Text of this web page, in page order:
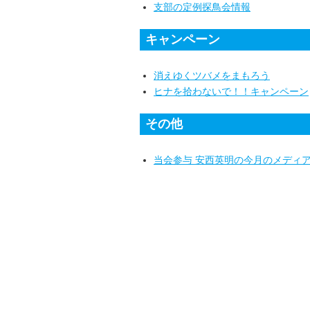
支部の定例探鳥会情報
キャンペーン
消えゆくツバメをまもろう
ヒナを拾わないで！！キャンペーン
その他
当会参与 安西英明の今月のメディ